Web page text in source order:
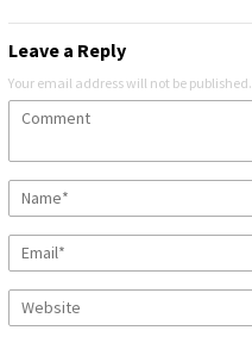
Leave a Reply
Your email address will not be published.